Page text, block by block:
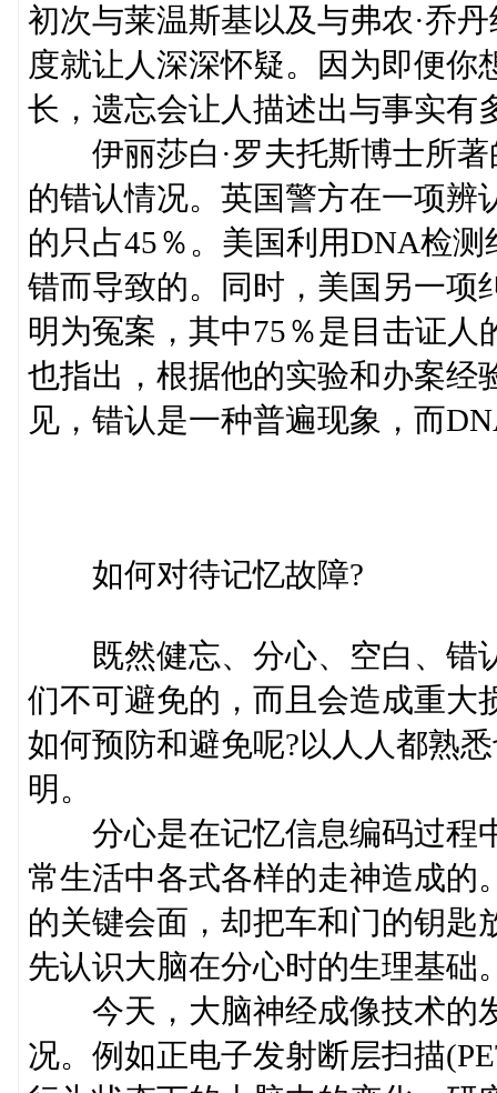
初次与莱温斯基以及与弗农·乔
度就让人深深怀疑。因为即便你
长，遗忘会让人描述出与事实有
伊丽莎白·罗夫托斯博士所著
的错认情况。英国警方在一项辨
的只占45％。美国利用DNA检
错而导致的。同时，美国另一项
明为冤案，其中75％是目击证
也指出，根据他的实验和办案经
见，错认是一种普遍现象，而
如何对待记忆故障?
既然健忘、分心、空白、错
们不可避免的，而且会造成重大
如何预防和避免呢?以人人都
明。
分心是在记忆信息编码过程
常生活中各式各样的走神造成的
的关键会面，却把车和门的钥匙
先认识大脑在分心时的生理基础
今天，大脑神经成像技术的
况。例如正电子发射断层扫描